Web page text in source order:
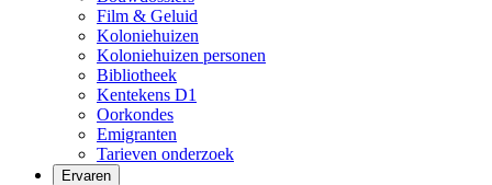
Film & Geluid
Koloniehuizen
Koloniehuizen personen
Bibliotheek
Kentekens D1
Oorkondes
Emigranten
Tarieven onderzoek
Ervaren